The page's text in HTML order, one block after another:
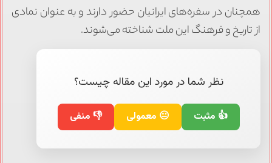
همچنان در سفره‌های ایرانیان حضور دارند و به عنوان نمادی
از تاریخ و فرهنگ این ملت شناخته می‌شوند.
نظر شما در مورد این مقاله چیست؟
👍 مثبت 😐 معمولی 👎 منفی